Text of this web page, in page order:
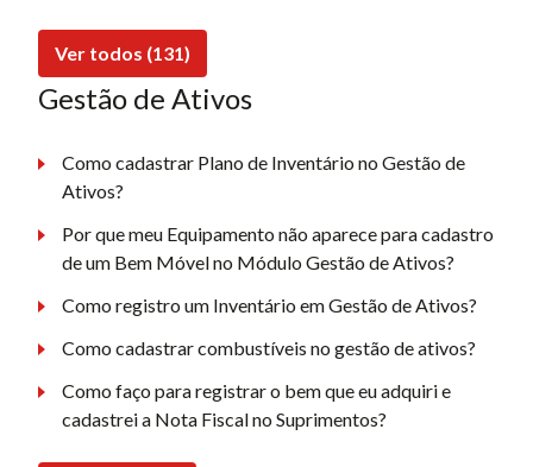
Ver todos (131)
Gestão de Ativos
Como cadastrar Plano de Inventário no Gestão de
Ativos?
Por que meu Equipamento não aparece para cadastro
de um Bem Móvel no Módulo Gestão de Ativos?
Como registro um Inventário em Gestão de Ativos?
Como cadastrar combustíveis no gestão de ativos?
Como faço para registrar o bem que eu adquiri e
cadastrei a Nota Fiscal no Suprimentos?